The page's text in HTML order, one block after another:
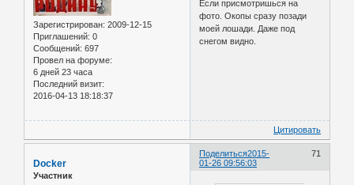
Зарегистрирован: 2009-12-15
Приглашений: 0
Сообщений: 697
Провел на форуме:
6 дней 23 часа
Последний визит:
2016-04-13 18:18:37
Если присмотришься на
фото. Окопы сразу позади
моей лошади. Даже под
снегом видно.
Цитировать
Поделиться 71
2015-
01-26 09:56:03
Docker
Участник